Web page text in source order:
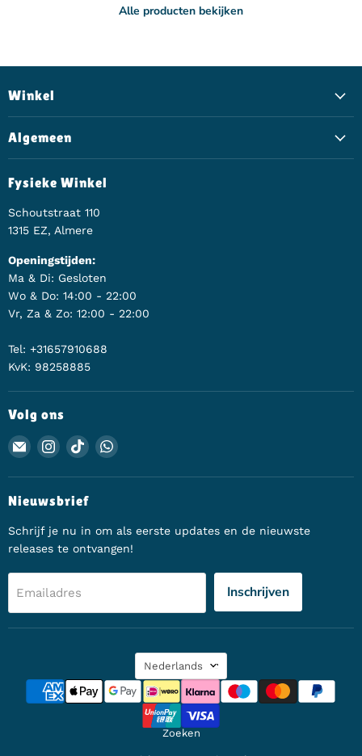
Alle producten bekijken
Winkel
Algemeen
Fysieke Winkel
Schoutstraat 110
1315 EZ, Almere
Openingstijden:
Ma & Di: Gesloten
Wo & Do: 14:00 - 22:00
Vr, Za & Zo: 12:00 - 22:00
Tel: +31657910688
KvK: 98258885
Volg ons
Email Animerch
Vind ons op Instagram
Vind ons op TikTok
Nieuwsbrief
Schrijf je nu in om als eerste updates en de nieuwste
releases te ontvangen!
Emailadres Inschrijven
Taal
Nederlands
Zoeken